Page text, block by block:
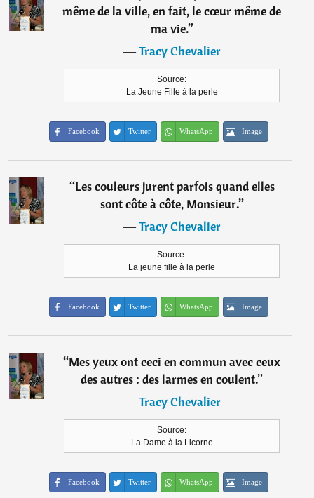
même de la ville, en fait, le cœur même de
ma vie.”
―Tracy Chevalier
Source:
La Jeune Fille à la perle
Facebook Twitter WhatsApp Image
“Les couleurs jurent parfois quand elles
sont côte à côte, Monsieur.”
―Tracy Chevalier
Source:
La jeune fille à la perle
Facebook Twitter WhatsApp Image
“Mes yeux ont ceci en commun avec ceux
des autres : des larmes en coulent.”
―Tracy Chevalier
Source:
La Dame à la Licorne
Facebook Twitter WhatsApp Image